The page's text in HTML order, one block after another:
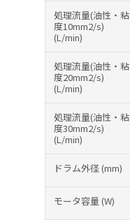
処理流量(油性・粘
度10mm2/s)
(L/min)
処理流量(油性・粘
度20mm2/s)
(L/min)
処理流量(油性・粘
度30mm2/s)
(L/min)
ドラム外径(mm)
モータ容量(W)